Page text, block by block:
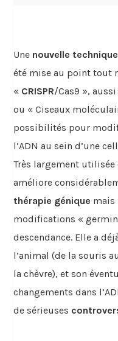
Une nouvelle
été mise au point tout
« CRISPR/Cas9 »,
ou « Ciseaux
possibilités pour
l’ADN au sein d’une
Très largement utilisée
améliore
thérapie génique mais
modifications «
descendance. Elle a
l’animal (de la souris
la chèvre), et son
changements dans
de sérieuses